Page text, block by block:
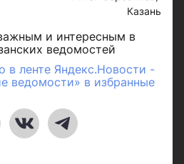
Казань
и интересным в
ведомостей
в ленте Яндекс.Новости -
ведомости» в избранные